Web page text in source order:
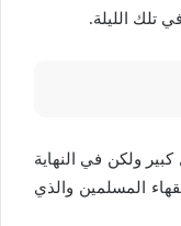
تلك الليلة.
ولكن في النهاية
المسلمين والذي